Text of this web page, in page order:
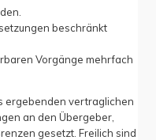
beschränkt
Vorgänge mehrfach
ergebenden vertraglichen
an den Übergeber,
gesetzt. Freilich sind